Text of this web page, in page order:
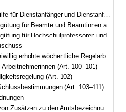
Dienstanfänger und Dienstanfängerinnen
und Beamtinnen an staatlichen Unterrichtseinrichtungen
Hochschulprofessorinnen sowie für Leiter und Leiterinnen von Materialprüfungsämtern
wöchentliche Regelarbeitszeit im Feuerwehrdienst
(Art. 100–101)
(Art. 102)
(Art. 103–111)
Zusätzen zu den Amtsbezeichnungen